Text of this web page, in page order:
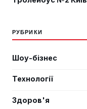
РУБРИКИ
Шоу-бізнес
Технології
Здоров'я